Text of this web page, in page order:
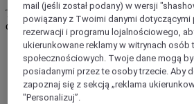
Trzy wyraziste marki, dzięki którym
dostosowany do indywidualnych potrzeb i
Cel podróży
Wstecz
Znajdź hotel
Kontynent
mail (jeśli został podany) w wersji
powiązany z Twoimi danymi dotyczącymi
rezerwacji i programu lojalnościowego,
ukierunkowane reklamy w witrynach osób
społecznościowych. Twoje dane mogą
posiadanymi przez te osoby trzecie. Aby
zapoznaj się z sekcją „reklama
"Personalizuj”.